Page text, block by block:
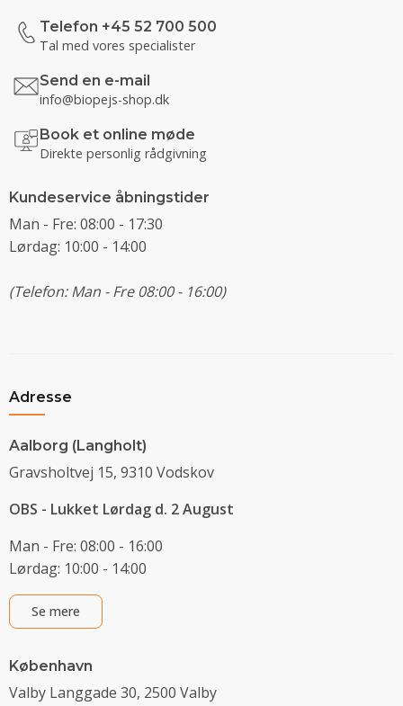
Telefon +45 52 700 500
Tal med vores specialister
Send en e-mail
info@biopejs-shop.dk
Book et online møde
Direkte personlig rådgivning
Kundeservice åbningstider
Man - Fre: 08:00 - 17:30
Lørdag: 10:00 - 14:00
(Telefon: Man - Fre 08:00 - 16:00)
Adresse
Aalborg (Langholt)
Gravsholtvej 15, 9310 Vodskov
OBS - Lukket Lørdag d. 2 August
Man - Fre: 08:00 - 16:00
Lørdag: 10:00 - 14:00
Se mere
København
Valby Langgade 30, 2500 Valby